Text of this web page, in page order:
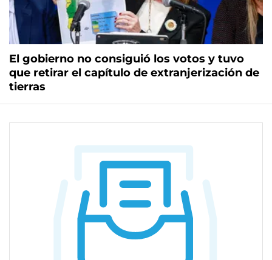
El gobierno no consiguió los votos y tuvo
que retirar el capítulo de extranjerización de
tierras